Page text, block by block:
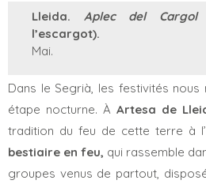
Lleida. Aplec del Cargol
l’escargot).
Mai.
Dans le Segrià, les festivités
étape nocturne. À Artesa de
tradition du feu de cette terre à
bestiaire en feu, qui rassemble
groupes venus de partout,